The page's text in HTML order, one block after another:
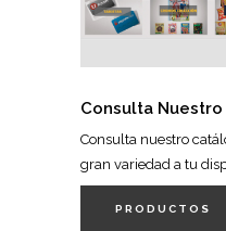
Consulta
Consulta nuestro
gran variedad a tu
PRODUCTOS